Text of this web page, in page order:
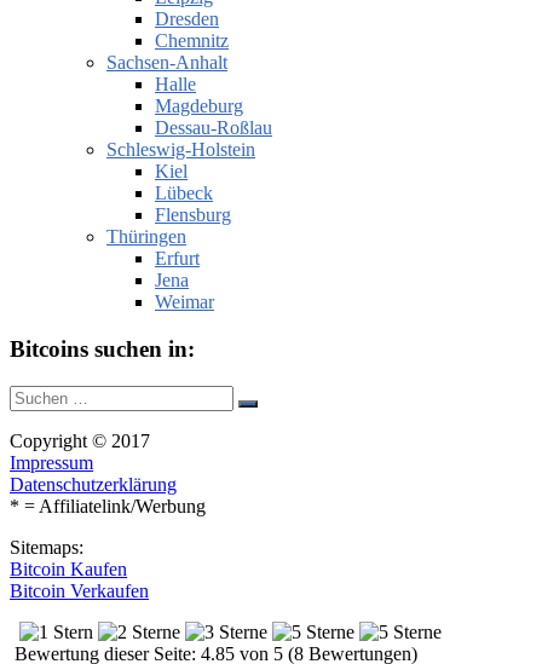
Dresden
Chemnitz
Sachsen-Anhalt
Halle
Magdeburg
Dessau-Roßlau
Schleswig-Holstein
Kiel
Lübeck
Flensburg
Thüringen
Erfurt
Jena
Weimar
Bitcoins suchen in:
Suche
nach:
Suchen
Copyright © 2017
Impressum
Datenschutzerklärung
* = Affiliatelink/Werbung
Sitemaps:
Bitcoin Kaufen
Bitcoin Verkaufen
Bewertung dieser Seite: 4.85 von 5 (8 Bewertungen)